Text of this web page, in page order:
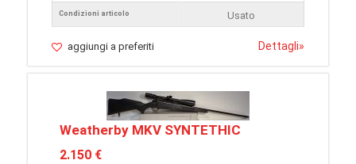
Condizioni articolo
Usato
aggiungi a preferiti Dettagli»
Weatherby MKV SYNTETHIC
2.150 €